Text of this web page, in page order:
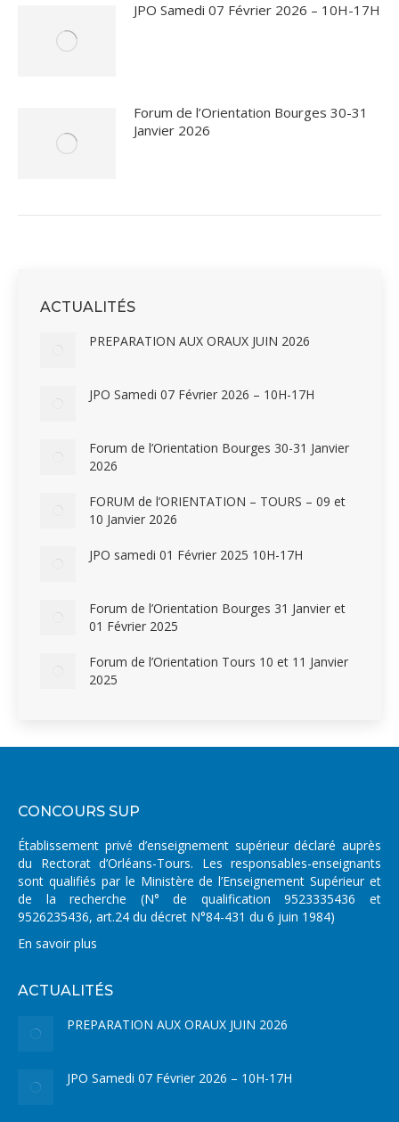
JPO Samedi 07 Février 2026 – 10H-17H
Forum de l’Orientation Bourges 30-31
Janvier 2026
ACTUALITÉS
PREPARATION AUX ORAUX JUIN 2026
JPO Samedi 07 Février 2026 – 10H-17H
Forum de l’Orientation Bourges 30-31 Janvier
2026
FORUM de l’ORIENTATION – TOURS – 09 et
10 Janvier 2026
JPO samedi 01 Février 2025 10H-17H
Forum de l’Orientation Bourges 31 Janvier et
01 Février 2025
Forum de l’Orientation Tours 10 et 11 Janvier
2025
CONCOURS SUP
Établissement privé d’enseignement supérieur déclaré auprès
du Rectorat d’Orléans-Tours. Les responsables-enseignants
sont qualifiés par le Ministère de l’Enseignement Supérieur et
de la recherche (N° de qualification 9523335436 et
9526235436, art.24 du décret N°84-431 du 6 juin 1984)
En savoir plus
ACTUALITÉS
PREPARATION AUX ORAUX JUIN 2026
JPO Samedi 07 Février 2026 – 10H-17H